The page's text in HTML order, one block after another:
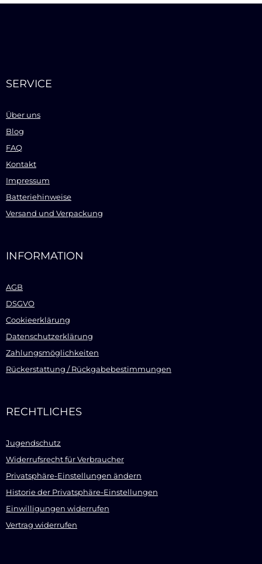
SERVICE
Über uns
Blog
FAQ
Kontakt
Impressum
Batteriehinweise
Versand und Verpackung
INFORMATION
AGB
DSGVO
Cookieerklärung
Datenschutzerklärung
Zahlungsmöglichkeiten
Rückerstattung / Rückgabebestimmungen
RECHTLICHES
Jugendschutz
Widerrufsrecht für Verbraucher
Privatsphäre-Einstellungen ändern
Historie der Privatsphäre-Einstellungen
Einwilligungen widerrufen
Vertrag widerrufen